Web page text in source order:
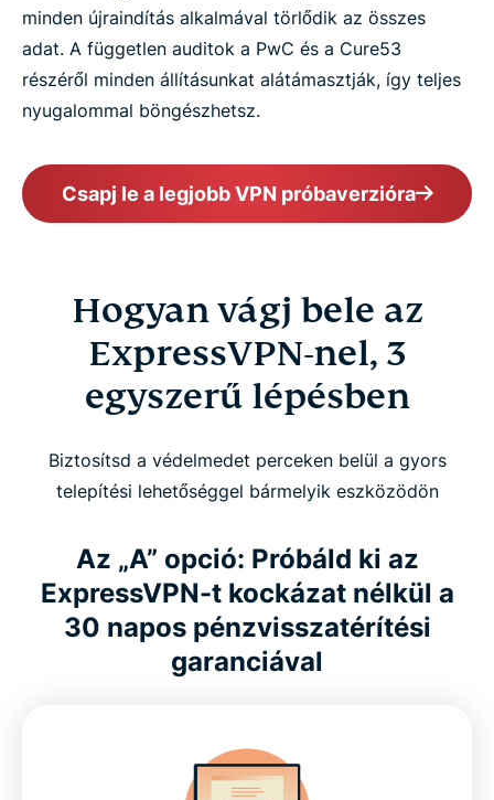
minden újraindítás alkalmával törlődik az összes
adat. A független auditok a PwC és a Cure53
részéről minden állításunkat alátámasztják, így teljes
nyugalommal böngészhetsz.
Csapj le a legjobb VPN próbaverzióra
Hogyan vágj bele az
ExpressVPN-nel, 3
egyszerű lépésben
Biztosítsd a védelmedet perceken belül a gyors
telepítési lehetőséggel bármelyik eszközödön
Az „A” opció: Próbáld ki az
ExpressVPN-t kockázat nélkül a
30 napos pénzvisszatérítési
garanciával